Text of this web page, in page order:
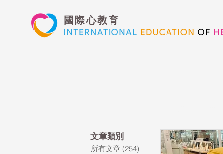
國際心教育
​文章類別
所有文章 (254) 254 篇文章 藝術高中